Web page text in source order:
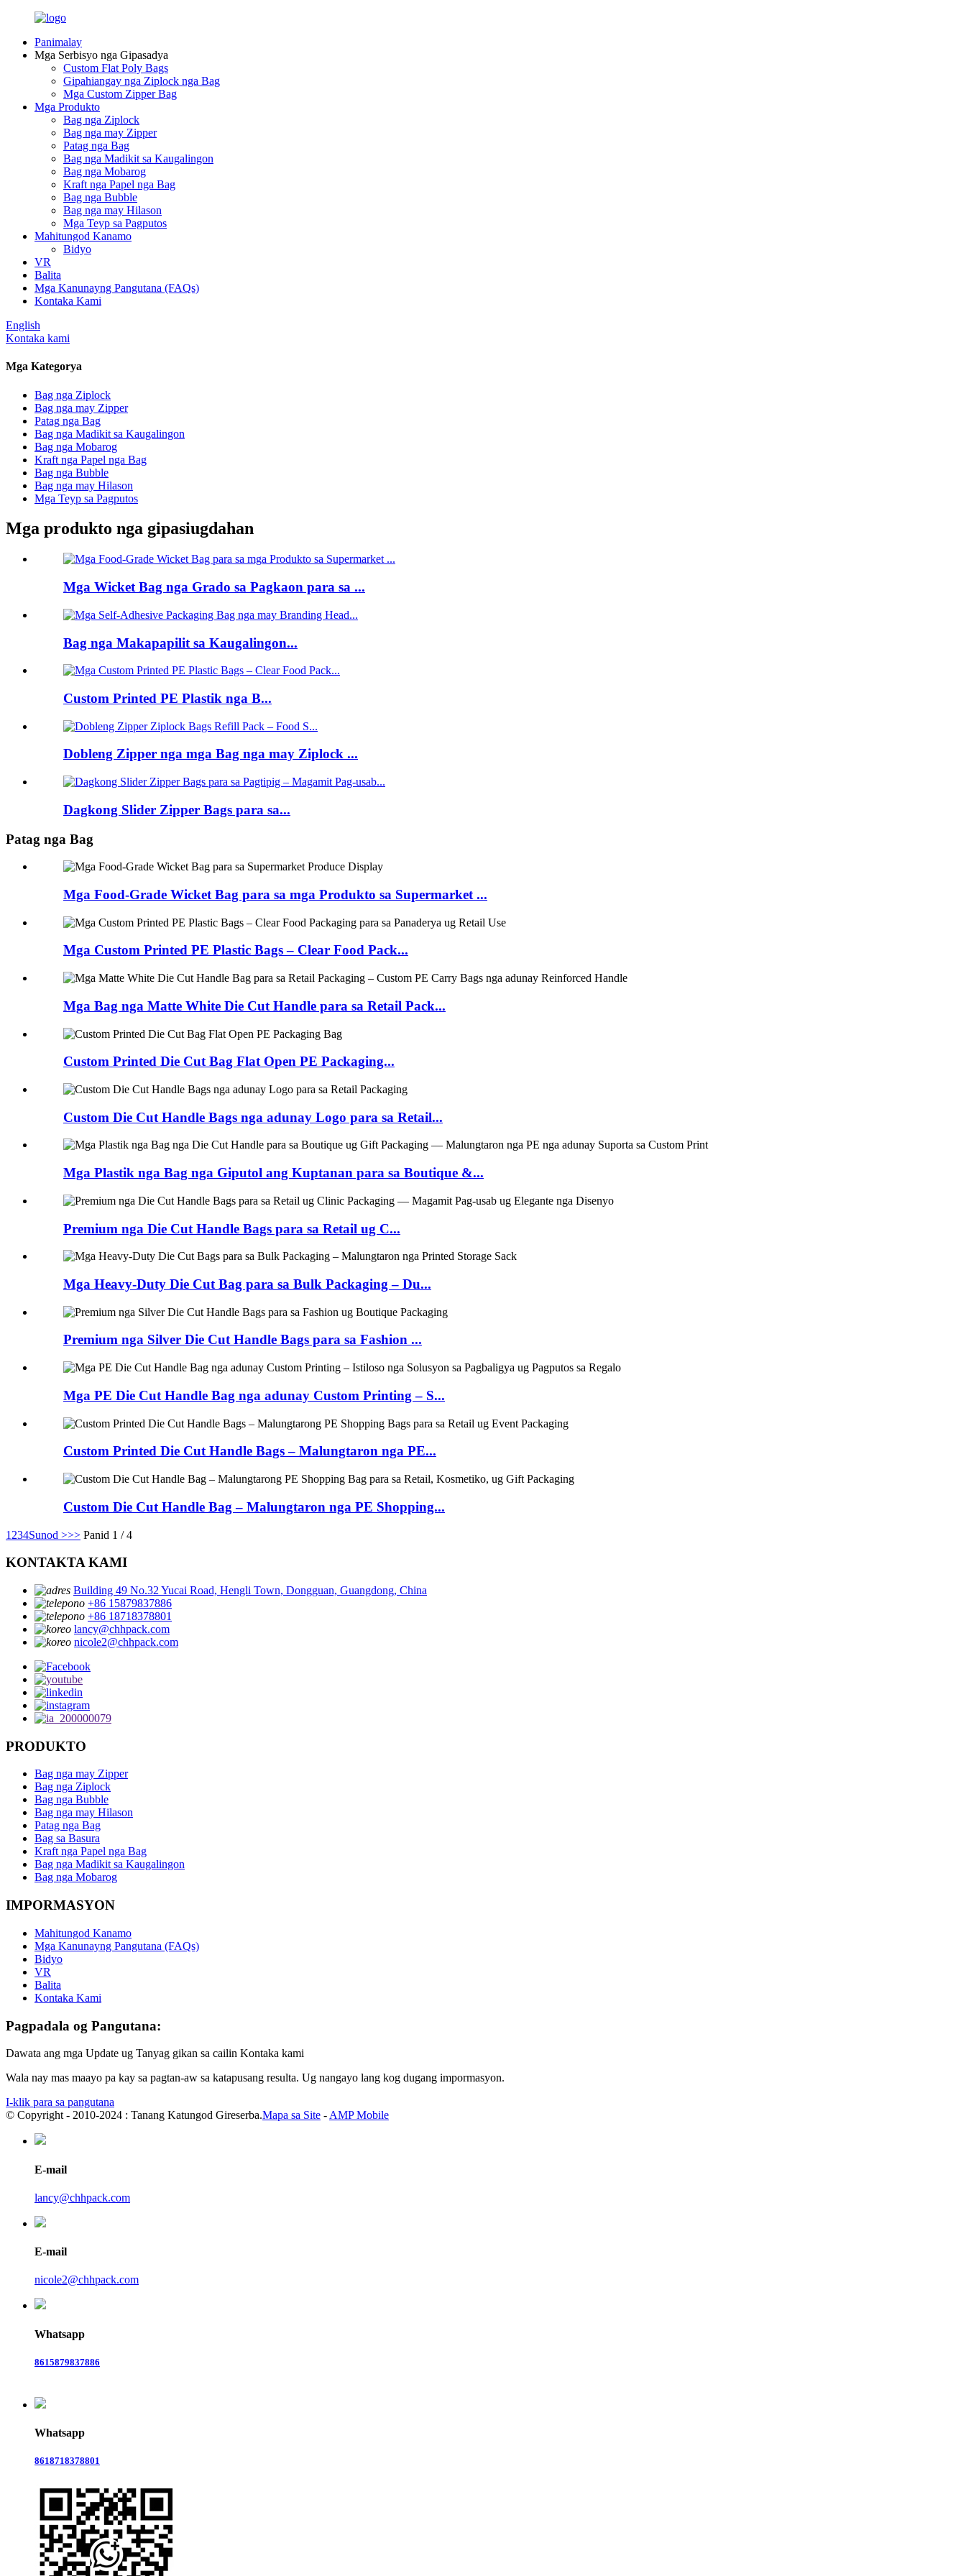
Panimalay
Mga Serbisyo nga Gipasadya
Custom Flat Poly Bags
Gipahiangay nga Ziplock nga Bag
Mga Custom Zipper Bag
Mga Produkto
Bag nga Ziplock
Bag nga may Zipper
Patag nga Bag
Bag nga Madikit sa Kaugalingon
Bag nga Mobarog
Kraft nga Papel nga Bag
Bag nga Bubble
Bag nga may Hilason
Mga Teyp sa Pagputos
Mahitungod Kanamo
Bidyo
VR
Balita
Mga Kanunayng Pangutana (FAQs)
Kontaka Kami
English
Kontaka kami
Mga Kategorya
Bag nga Ziplock
Bag nga may Zipper
Patag nga Bag
Bag nga Madikit sa Kaugalingon
Bag nga Mobarog
Kraft nga Papel nga Bag
Bag nga Bubble
Bag nga may Hilason
Mga Teyp sa Pagputos
Mga produkto nga gipasiugdahan
Mga Wicket Bag nga Grado sa Pagkaon para sa ...
Bag nga Makapapilit sa Kaugalingon...
Custom Printed PE Plastik nga B...
Dobleng Zipper nga mga Bag nga may Ziplock ...
Dagkong Slider Zipper Bags para sa...
Patag nga Bag
Mga Food-Grade Wicket Bag para sa mga Produkto sa Supermarket ...
Mga Custom Printed PE Plastic Bags – Clear Food Pack...
Mga Bag nga Matte White Die Cut Handle para sa Retail Pack...
Custom Printed Die Cut Bag Flat Open PE Packaging...
Custom Die Cut Handle Bags nga adunay Logo para sa Retail...
Mga Plastik nga Bag nga Giputol ang Kuptanan para sa Boutique &...
Premium nga Die Cut Handle Bags para sa Retail ug C...
Mga Heavy-Duty Die Cut Bag para sa Bulk Packaging – Du...
Premium nga Silver Die Cut Handle Bags para sa Fashion ...
Mga PE Die Cut Handle Bag nga adunay Custom Printing – S...
Custom Printed Die Cut Handle Bags – Malungtaron nga PE...
Custom Die Cut Handle Bag – Malungtaron nga PE Shopping...
1 234Sunod >>> Panid 1 / 4
KONTAKTA KAMI
Building 49 No.32 Yucai Road, Hengli Town, Dongguan, Guangdong, China
+86 15879837886
+86 18718378801
lancy@chhpack.com
nicole2@chhpack.com
PRODUKTO
Bag nga may Zipper
Bag nga Ziplock
Bag nga Bubble
Bag nga may Hilason
Patag nga Bag
Bag sa Basura
Kraft nga Papel nga Bag
Bag nga Madikit sa Kaugalingon
Bag nga Mobarog
IMPORMASYON
Mahitungod Kanamo
Mga Kanunayng Pangutana (FAQs)
Bidyo
VR
Balita
Kontaka Kami
Pagpadala og Pangutana:
Dawata ang mga Update ug Tanyag gikan sa cailin Kontaka kami
Wala nay mas maayo pa kay sa pagtan-aw sa katapusang resulta. Ug nangayo lang kog dugang impormasyon.
I-klik para sa pangutana
© Copyright - 2010-2024 : Tanang Katungod Gireserba.Mapa sa Site - AMP Mobile
E-mail
lancy@chhpack.com
E-mail
nicole2@chhpack.com
Whatsapp
8615879837886
Whatsapp
8618718378801